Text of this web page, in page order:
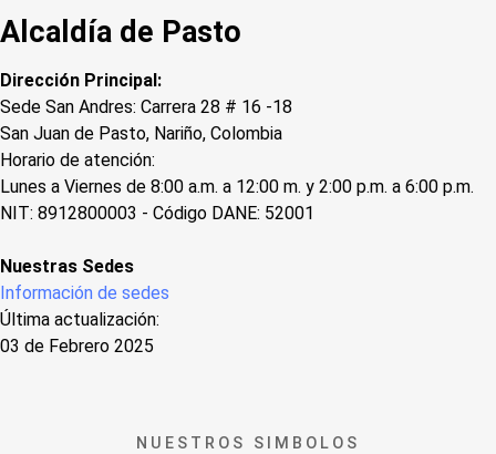
Alcaldía de Pasto
Dirección Principal:
Sede San Andres: Carrera 28 # 16 -18
San Juan de Pasto, Nariño, Colombia
Horario de atención:
Lunes a Viernes de 8:00 a.m. a 12:00 m. y 2:00 p.m. a 6:00 p.m.
NIT: 8912800003 - Código DANE: 52001
Nuestras Sedes
Información de sedes
Última actualización:
03 de Febrero 2025
NUESTROS SIMBOLOS